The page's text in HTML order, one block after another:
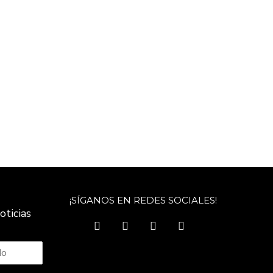
¡SÍGANOS EN REDES SOCIALES!
facebooktwitter instagramyoutube